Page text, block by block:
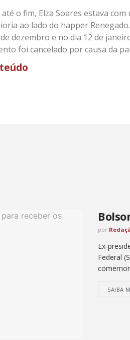
o fim, Elza Soares estava
ao lado do happer
dezembro e no dia 12 de
foi cancelado por causa da
por
Ex-
Federal
SAIBA